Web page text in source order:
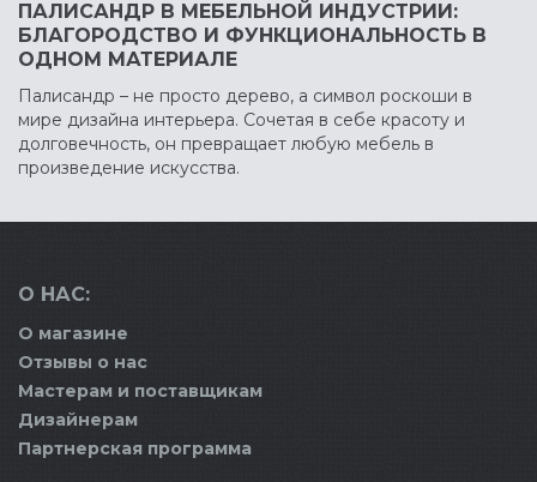
ПАЛИСАНДР В МЕБЕЛЬНОЙ ИНДУСТРИИ:
БЛАГОРОДСТВО И ФУНКЦИОНАЛЬНОСТЬ В
ОДНОМ МАТЕРИАЛЕ
Палисандр – не просто дерево, а символ роскоши в
мире дизайна интерьера. Сочетая в себе красоту и
долговечность, он превращает любую мебель в
произведение искусства.
О НАС:
О магазине
Отзывы о нас
Мастерам и поставщикам
Дизайнерам
Партнерская программа